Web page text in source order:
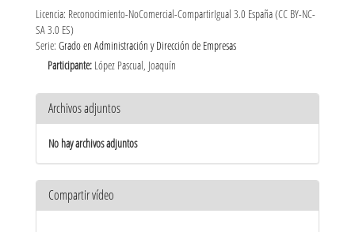
Licencia: Reconocimiento-NoComercial-CompartirIgual 3.0 España (CC BY-NC-
SA 3.0 ES)
Serie: Grado en Administración y Dirección de Empresas
Participante: López Pascual, Joaquín
Archivos adjuntos
No hay archivos adjuntos
Compartir vídeo